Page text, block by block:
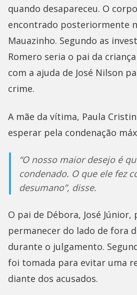
quando desapareceu. O
encontrado posteriormente
Mauazinho. Segundo as
Romero seria o pai da
com a ajuda de José Nilson
crime.
A mãe da vítima, Paula
esperar pela condenação
“O nosso maior desejo é
condenado. O que ele fez
desumano”, disse.
O pai de Débora, José Júnior,
permanecer do lado de fora
durante o julgamento.
foi tomada para evitar uma
diante dos acusados.